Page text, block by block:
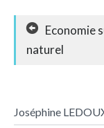
Economie
naturel
Joséphine